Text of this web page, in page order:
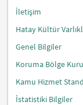
İletişim
Hatay Kültür
Genel Bilgiler
Koruma Bölge
Kamu Hizmet
İstatistiki Bilgiler